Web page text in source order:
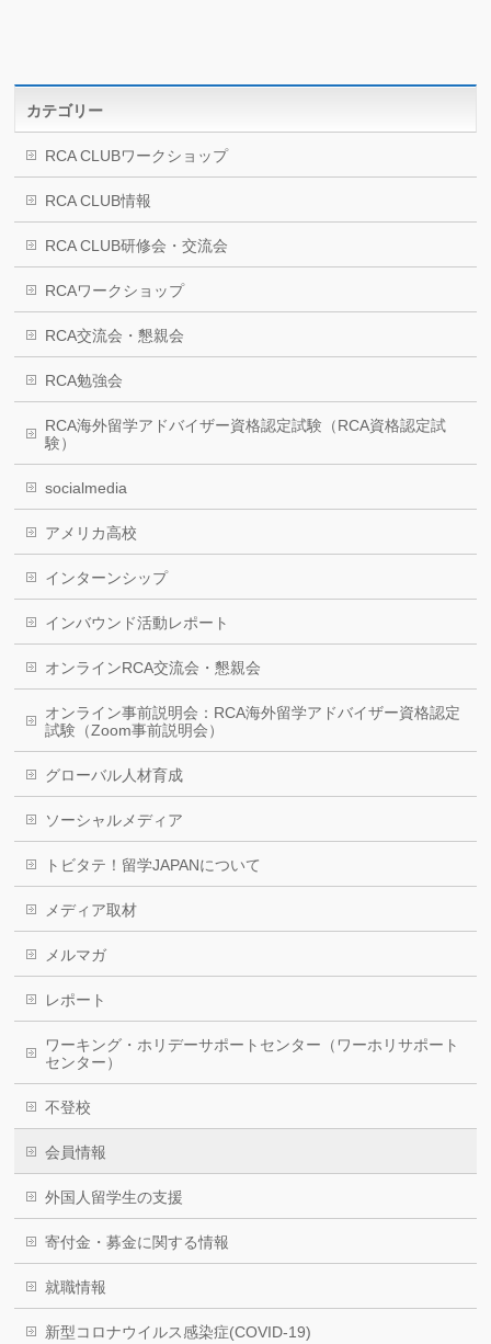
カテゴリー
RCA CLUBワークショップ
RCA CLUB情報
RCA CLUB研修会・交流会
RCAワークショップ
RCA交流会・懇親会
RCA勉強会
RCA海外留学アドバイザー資格認定試験（RCA資格認定試
験）
socialmedia
アメリカ高校
インターンシップ
インバウンド活動レポート
オンラインRCA交流会・懇親会
オンライン事前説明会：RCA海外留学アドバイザー資格認定
試験（Zoom事前説明会）
グローバル人材育成
ソーシャルメディア
トビタテ！留学JAPANについて
メディア取材
メルマガ
レポート
ワーキング・ホリデーサポートセンター（ワーホリサポート
センター）
不登校
会員情報
外国人留学生の支援
寄付金・募金に関する情報
就職情報
新型コロナウイルス感染症(COVID-19)